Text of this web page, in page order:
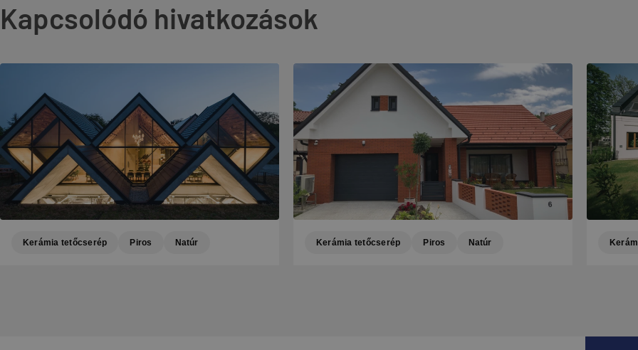
Kapcsolódó hivatkozások
Kerámia tetőcserép Piros Natúr Kerámia tetőcserép Piros Natúr